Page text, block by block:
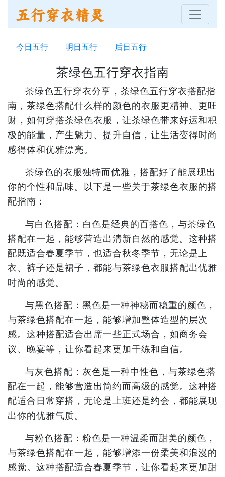
今日五行 明日五行 后日五行
茶绿色五行穿衣指南
茶绿色五行穿衣分享，茶绿色五行穿衣搭配指
南，茶绿色搭配什么样的颜色的衣服更精神、更旺
财，如何穿搭茶绿色衣服，让茶绿色带来好运和积
极的能量，产生魅力、提升自信，让生活变得时尚
感得体和优雅漂亮。
茶绿色的衣服独特而优雅，搭配好了能展现出
你的个性和品味。以下是一些关于茶绿色衣服的搭
配指南：
与白色搭配：白色是经典的百搭色，与茶绿色
搭配在一起，能够营造出清新自然的感觉。这种搭
配既适合春夏季节，也适合秋冬季节，无论是上
衣、裤子还是裙子，都能与茶绿色衣服搭配出优雅
时尚的感觉。
与黑色搭配：黑色是一种神秘而稳重的颜色，
与茶绿色搭配在一起，能够增加整体造型的层次
感。这种搭配适合出席一些正式场合，如商务会
议、晚宴等，让你看起来更加干练和自信。
与灰色搭配：灰色是一种中性色，与茶绿色搭
配在一起，能够营造出简约而高级的感觉。这种搭
配适合日常穿搭，无论是上班还是约会，都能展现
出你的优雅气质。
与粉色搭配：粉色是一种温柔而甜美的颜色，
与茶绿色搭配在一起，能够增添一份柔美和浪漫的
感觉。这种搭配适合春夏季节，让你看起来更加甜